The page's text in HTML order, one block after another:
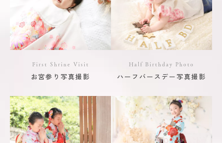
First Shrine Visit
お宮参り写真撮影
Half Birthday Photo
ハーフバースデー写真撮影